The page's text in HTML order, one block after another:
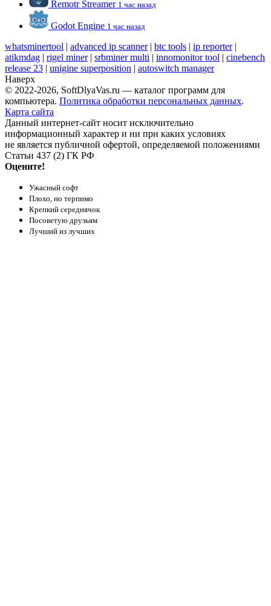
Remotr Streamer 1 час назад
Godot Engine 1 час назад
whatsminertool | advanced ip scanner| btc tools | ip reporter|
atikmdag | rigel miner| srbminer multi | innomonitor tool | cinebench
release 23 | unigine superposition | autoswitch manager
Наверх
© 2022-2026, SoftDlyaVas.ru — каталог программ для
компьютера. Политика обработки персональных данных.
Карта сайта
Данный интернет-сайт носит исключительно
информационный характер и ни при каких условиях
не является публичной офертой, определяемой положениями
Статьи 437 (2) ГК РФ
Оцените!
Ужасный софт
Плохо, но терпимо
Крепкий середнячок
Посоветую друзьям
Лучший из лучших